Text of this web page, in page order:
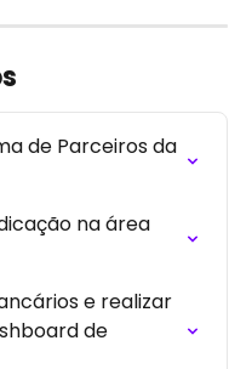
de Parceiros da
na área
e realizar
de